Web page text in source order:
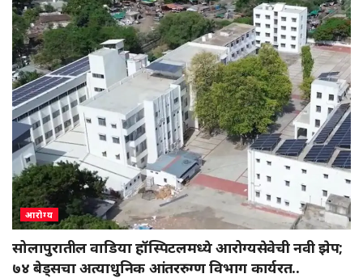
आरोग्य
सोलापुरातील वाडिया हॉस्पिटलमध्ये आरोग्यसेवेची नवी झेप;
७४ बेड्सचा अत्याधुनिक आंतररुग्ण विभाग कार्यरत..